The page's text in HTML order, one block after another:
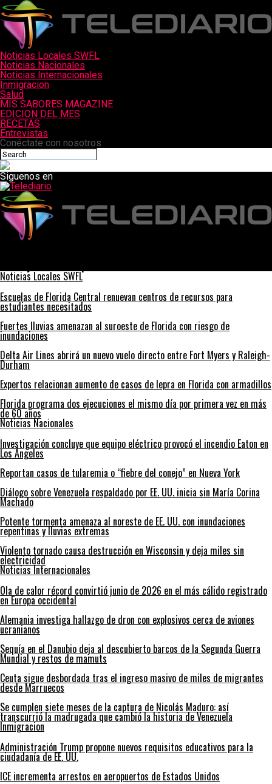
Noticias Locales SWFL
Noticias Nacionales
Noticias Internacionales
Inmigracion
Salud
MIS SABORES MAGAZINE
EDICION DEL MES
RECETAS
Entrevistas
Conéctate con nosotros
Siguenos en
Noticias Locales SWFL
Escuelas de Florida Central renuevan centros de recursos para
estudiantes necesitados
Fuertes lluvias amenazan al suroeste de Florida con riesgo de
inundaciones
Delta Air Lines abrirá un nuevo vuelo directo entre Fort Myers y Raleigh-
Durham
Expertos relacionan aumento de casos de lepra en Florida con armadillos
Florida programa dos ejecuciones el mismo día por primera vez en más
de 60 años
Noticias Nacionales
Investigación concluye que equipo eléctrico provocó el incendio Eaton en
Los Ángeles
Reportan casos de tularemia o “fiebre del conejo” en Nueva York
Diálogo sobre Venezuela respaldado por EE. UU. inicia sin María Corina
Machado
Potente tormenta amenaza al noreste de EE. UU. con inundaciones
repentinas y lluvias extremas
Violento tornado causa destrucción en Wisconsin y deja miles sin
electricidad
Noticias Internacionales
Ola de calor récord convirtió junio de 2026 en el más cálido registrado
en Europa occidental
Alemania investiga hallazgo de dron con explosivos cerca de aviones
ucranianos
Sequía en el Danubio deja al descubierto barcos de la Segunda Guerra
Mundial y restos de mamuts
Ceuta sigue desbordada tras el ingreso masivo de miles de migrantes
desde Marruecos
Se cumplen siete meses de la captura de Nicolás Maduro: así
transcurrió la madrugada que cambió la historia de Venezuela
Inmigracion
Administración Trump propone nuevos requisitos educativos para la
ciudadanía de EE. UU.
ICE incrementa arrestos en aeropuertos de Estados Unidos